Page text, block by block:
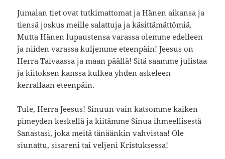
Jumalan tiet ovat tutkimattomat ja Hänen aikansa ja
tiensä joskus meille salattuja ja käsittämättömiä.
Mutta Hänen lupaustensa varassa olemme edelleen
ja niiden varassa kuljemme eteenpäin! Jeesus on
Herra Taivaassa ja maan päällä! Sitä saamme julistaa
ja kiitoksen kanssa kulkea yhden askeleen
kerrallaan eteenpäin.
Tule, Herra Jeesus! Sinuun vain katsomme kaiken
pimeyden keskellä ja kiitämme Sinua ihmeellisestä
Sanastasi, joka meitä tänäänkin vahvistaa! Ole
siunattu, sisareni tai veljeni Kristuksessa!